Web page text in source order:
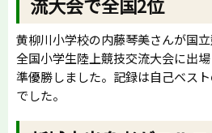
黄柳川小学校の内藤琴美さんが国
全国小学生陸上競技交流大会に出
準優勝しました。記録は自己ベス
でした。